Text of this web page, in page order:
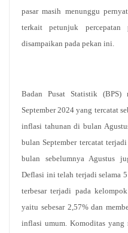
pasar masih menunggu
terkait petunjuk percepatan
disampaikan pada pekan ini.
Badan Pusat Statistik
September 2024 yang tercatat
inflasi tahunan di bulan
bulan September tercatat
bulan sebelumnya Agustus
Deflasi ini telah terjadi selama
terbesar terjadi pada
yaitu sebesar 2,57% dan
inflasi umum. Komoditas